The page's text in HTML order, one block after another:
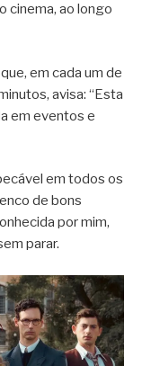
cinema, ao longo
em cada um de
avisa: “Esta
em eventos e
em todos os
de bons
por mim,
parar.